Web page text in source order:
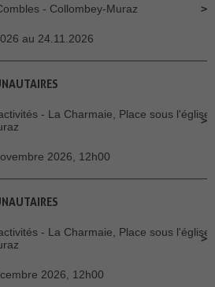
- Collombey-Muraz
au 24.11.2026
- La Charmaie, Place sous l'église
2026, 12h00
- La Charmaie, Place sous l'église
2026, 12h00